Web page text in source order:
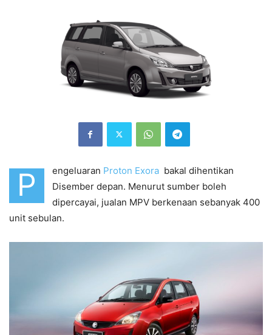
P engeluaran Proton Exora bakal dihentikan
Disember depan. Menurut sumber boleh
dipercayai, jualan MPV berkenaan sebanyak 400
unit sebulan.